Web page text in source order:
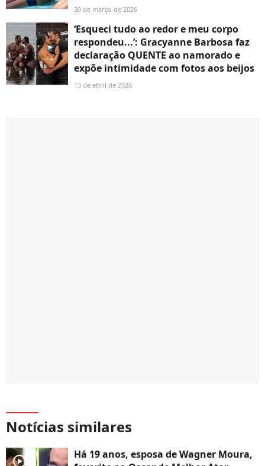
30 de março de 2026
‘Esqueci tudo ao redor e meu corpo
respondeu...’: Gracyanne Barbosa faz
declaração QUENTE ao namorado e
expõe intimidade com fotos aos beijos
13 de abril de 2026
Notícias similares
player2
Há 19 anos, esposa de Wagner Moura,